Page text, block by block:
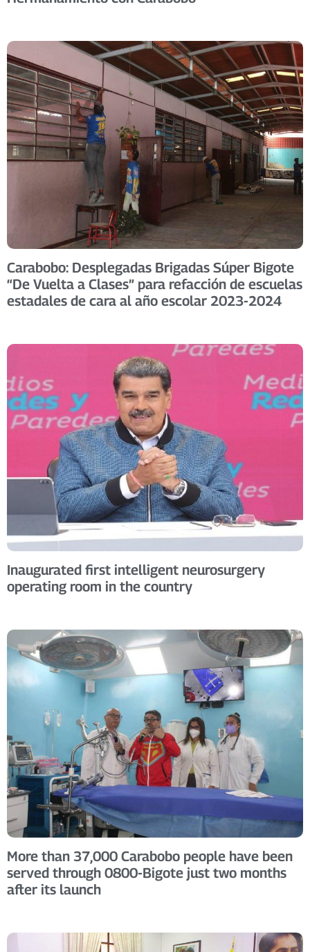
Carabobo: Desplegadas Brigadas Súper Bigote
“De Vuelta a Clases” para refacción de escuelas
estadales de cara al año escolar 2023-2024
Inaugurated first intelligent neurosurgery
operating room in the country
More than 37,000 Carabobo people have been
served through 0800-Bigote just two months
after its launch